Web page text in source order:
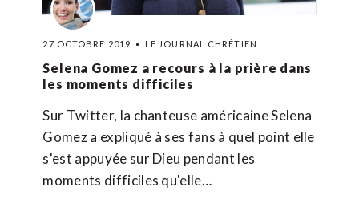
27 OCTOBRE 2019 LE JOURNAL CHRÉTIEN
Selena Gomez a recours à la prière dans
les moments difficiles
Sur Twitter, la chanteuse américaine Selena
Gomez a expliqué à ses fans à quel point elle
s'est appuyée sur Dieu pendant les
moments difficiles qu'elle…